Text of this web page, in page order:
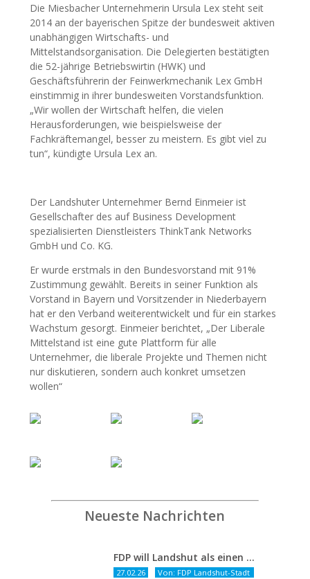
Die Miesbacher Unternehmerin Ursula Lex steht seit
2014 an der bayerischen Spitze der bundesweit aktiven
unabhängigen Wirtschafts- und
Mittelstandsorganisation. Die Delegierten bestätigten
die 52-jährige Betriebswirtin (HWK) und
Geschäftsführerin der Feinwerkmechanik Lex GmbH
einstimmig in ihrer bundesweiten Vorstandsfunktion.
„Wir wollen der Wirtschaft helfen, die vielen
Herausforderungen, wie beispielsweise der
Fachkräftemangel, besser zu meistern. Es gibt viel zu
tun“, kündigte Ursula Lex an.
Der Landshuter Unternehmer Bernd Einmeier ist
Gesellschafter des auf Business Development
spezialisierten Dienstleisters ThinkTank Networks
GmbH und Co. KG.
Er wurde erstmals in den Bundesvorstand mit 91%
Zustimmung gewählt. Bereits in seiner Funktion als
Vorstand in Bayern und Vorsitzender in Niederbayern
hat er den Verband weiterentwickelt und für ein starkes
Wachstum gesorgt. Einmeier berichtet, „Der Liberale
Mittelstand ist eine gute Plattform für alle
Unternehmer, die liberale Projekte und Themen nicht
nur diskutieren, sondern auch konkret umsetzen
wollen“
Neueste Nachrichten
FDP will Landshut als einen echten Chancenort gestalten
27.02.26
Von: FDP Landshut-Stadt